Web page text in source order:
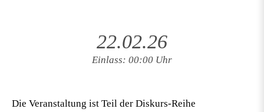
22.02.26
Einlass: 00:00 Uhr
Die Veranstaltung ist Teil der Diskurs-Reihe